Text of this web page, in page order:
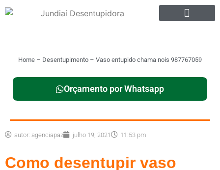
Home – Desentupimento – Vaso entupido chama nois 987767059
Orçamento por Whatsapp
autor: agenciapaz julho 19, 2021 11:53 pm
Como desentupir vaso